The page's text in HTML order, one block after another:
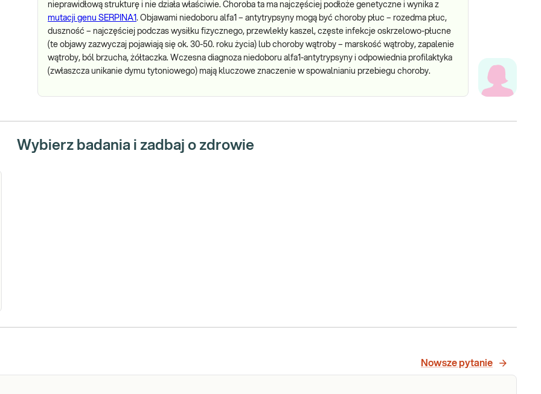
nieprawidłową strukturę i nie działa właściwie. Choroba ta ma najczęściej podłoże genetyczne i wynika z
mutacji genu SERPINA1. Objawami niedoboru alfa1 – antytrypsyny mogą być choroby płuc – rozedma płuc,
duszność – najczęściej podczas wysiłku fizycznego, przewlekły kaszel, częste infekcje oskrzelowo-płucne
(te objawy zazwyczaj pojawiają się ok. 30-50. roku życia) lub choroby wątroby – marskość wątroby, zapalenie
wątroby, ból brzucha, żółtaczka. Wczesna diagnoza niedoboru alfa1-antytrypsyny i odpowiednia profilaktyka
(zwłaszcza unikanie dymu tytoniowego) mają kluczowe znaczenie w spowalnianiu przebiegu choroby.
Wybierz badania i zadbaj o zdrowie
Nowsze pytanie